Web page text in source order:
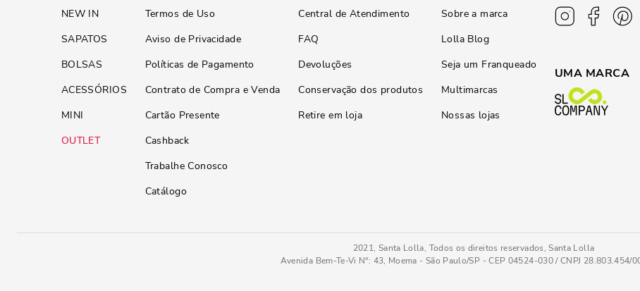
NEW IN
SAPATOS
BOLSAS
ACESSÓRIOS
MINI
OUTLET
Termos de Uso
Aviso de Privacidade
Políticas de Pagamento
Contrato de Compra e Venda
Cartão Presente
Cashback
Trabalhe Conosco
Catálogo
Central de Atendimento
FAQ
Devoluções
Conservação dos produtos
Retire em loja
Sobre a marca
Lolla Blog
Seja um Franqueado
Multimarcas
Nossas lojas
UMA MARCA
2021, Santa Lolla, Todos os direitos reservados, Santa Lolla
Avenida Bem-Te-Vi N°: 43, Moema - São Paulo/SP - CEP 04524-030 / CNPJ 28.803.454/